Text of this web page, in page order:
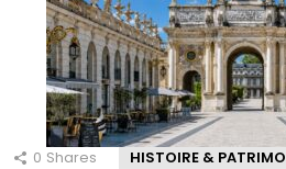
0 Shares HISTOIRE &